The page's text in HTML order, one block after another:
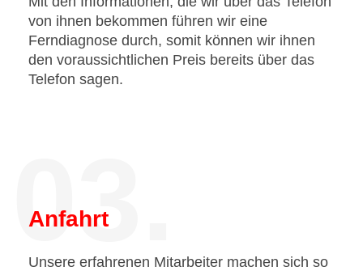
von ihnen bekommen führen wir eine
Ferndiagnose durch, somit können wir ihnen
den voraussichtlichen Preis bereits über das
Telefon sagen.
03.
Anfahrt
Unsere erfahrenen Mitarbeiter machen sich so